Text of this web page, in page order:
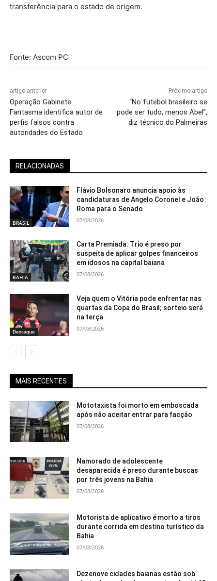
transferência para o estado de origem.
Fonte: Ascom PC
artigo anterior
Operação Gabinete
Fantasma identifica autor de
perfis falsos contra
autoridades do Estado
Próximo artigo
“No futebol brasileiro se
pode ser tudo, menos Abel”,
diz técnico do Palmeiras
RELACIONADAS
BRASIL
Flávio Bolsonaro anuncia apoio às
candidaturas de Angelo Coronel e João
Roma para o Senado
07/08/2026
BAHIA
Carta Premiada: Trio é preso por
suspeita de aplicar golpes financeiros
em idosos na capital baiana
07/08/2026
Destaque
Veja quem o Vitória pode enfrentar nas
quartas da Copa do Brasil; sorteio será
na terça
07/08/2026
MAIS RECENTES
Mototaxista foi morto em emboscada
após não aceitar entrar para facção
07/08/2026
Namorado de adolescente
desaparecida é preso durante buscas
por três jovens na Bahia
07/08/2026
Motorista de aplicativo é morto a tiros
durante corrida em destino turístico da
Bahia
07/08/2026
Dezenove cidades baianas estão sob